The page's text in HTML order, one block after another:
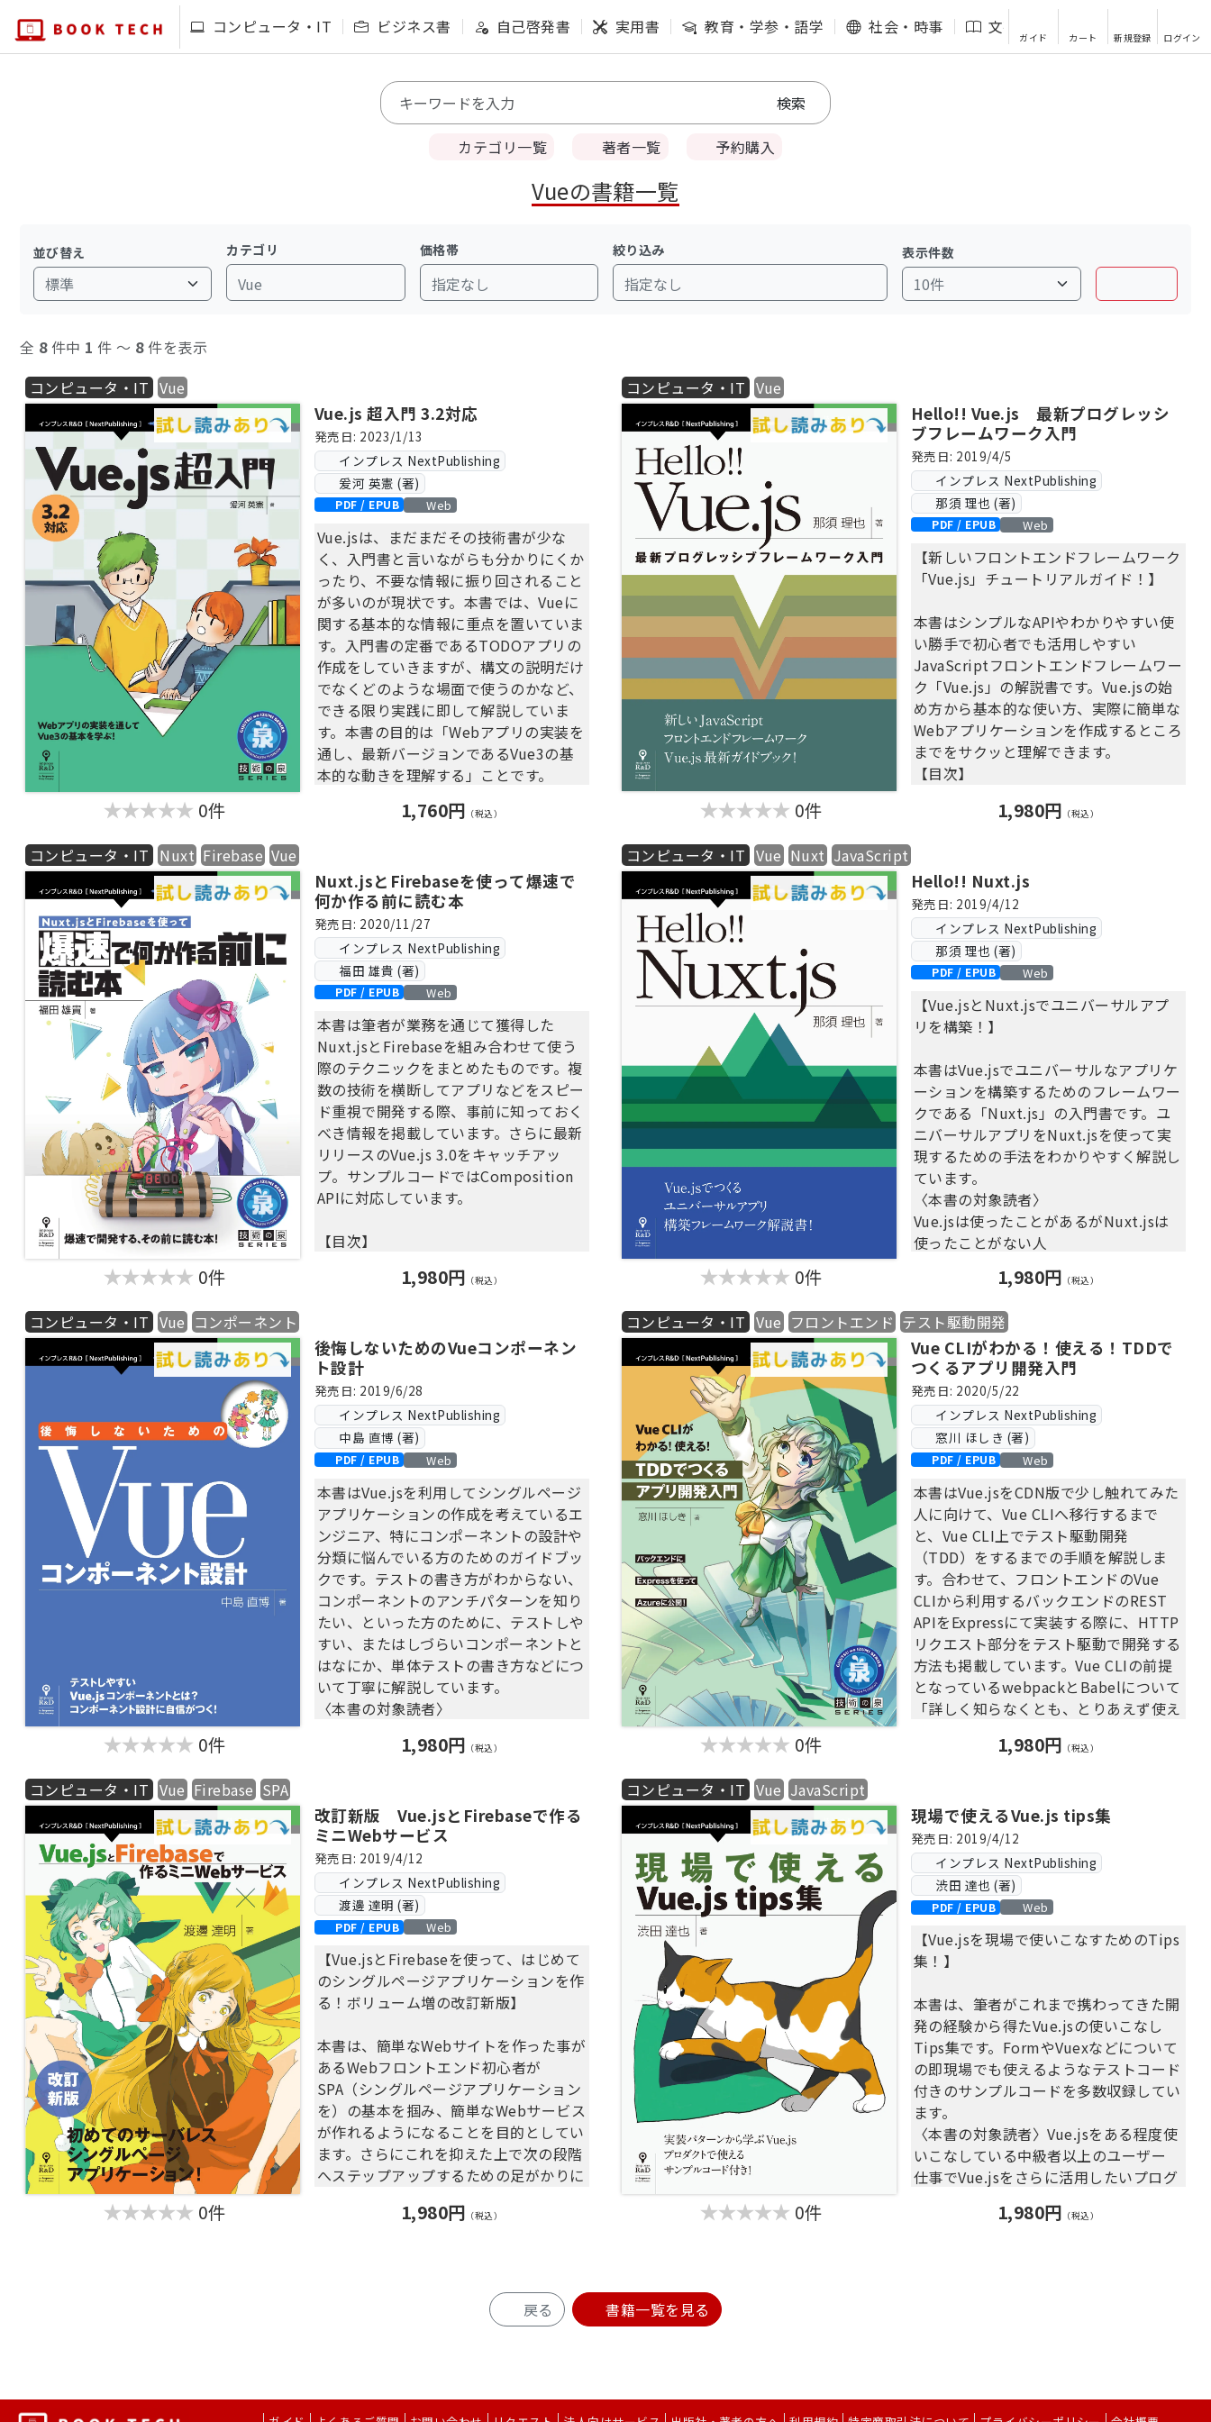
コンピュータ・IT ビジネス書 自己啓発書 実用書 教育・学参・語学 社会・時事 文芸・エッセイ
ガイド カート 新規登録 ログイン
カテゴリ一覧 著者一覧 予約購入
Vueの書籍一覧
並び替え カテゴリ
Vue
価格帯
指定なし
絞り込み
指定なし
表示件数
全 8件中 1 件 〜 8件を表示
コンピュータ・IT Vue
0件
Vue.js 超入門 3.2対応
発売日: 2023/1/13
インプレス NextPublishing
爰河 英憲 (著)
PDF / EPUB Web
Vue.jsは、まだまだその技術書が少な
く、入門書と言いながらも分かりにくか
ったり、不要な情報に振り回されること
が多いのが現状です。本書では、Vueに
関する基本的な情報に重点を置いていま
す。入門書の定番であるTODOアプリの
作成をしていきますが、構文の説明だけ
でなくどのような場面で使うのかなど、
できる限り実践に即して解説していま
す。本書の目的は「Webアプリの実装を
通し、最新バージョンであるVue3の基
本的な動きを理解する」ことです。
第3章 GitHubとVercelの設定
第4章 Vueの基本
第5章 TODOアプリ
第6章 TODOの登録
第7章 TODOの一覧表示
第8章 TODOの編集・削除
第9章 ロジックの分離
第10章 TODOのチェック
第11章 その他の重要機能
第12章 ライフサイクル
第13章 Vue Router
第14章 外部API連携
第1章 Vueの準備
第2章 VSCodeの設定
第3章 GitHubとVercelの設定
第4章 Vueの基本
第5章 TODOアプリ
第6章 TODOの登録
第7章 TODOの一覧表示
第8章 TODOの編集・削除
第10章 TODOのチェック
第11章 その他の重要機能
第12章 ライフサイクル
第13章 Vue Router
第14章 外部API連携
1,760円 （税込）
コンピュータ・IT Vue
0件
Hello!! Vue.js 最新プログレッシ
ブフレームワーク入門
発売日: 2019/4/5
インプレス NextPublishing
那須 理也 (著)
PDF / EPUB Web
【新しいフロントエンドフレームワーク
「Vue.js」チュートリアルガイド！】
本書はシンプルなAPIやわかりやすい使
い勝手で初心者でも活用しやすい
JavaScriptフロントエンドフレームワー
ク「Vue.js」の解説書です。Vue.jsの始
め方から基本的な使い方、実際に簡単な
Webアプリケーションを作成するところ
までをサクッと理解できます。
【目次】
1.1 フロントエンドフレームワークが
1.3 Progressive Framework
1.4 コミュニティ
1.5 ガイド
1.6 派生プロジェクト
1.7 何故 Vue.jsを選ぶのか
第2章 Vue.jsのはじめかた
2.1 JSFiddleを使う
2.3 npmを利用して環境を構築する
2.4 vue-cliを利用して環境を構築する
2.5 Ruby on Railsで使う
2.6 Laravelで使う
2.7 まとめ
第3章 Vue.jsの基本的な使い方
3.1 Vueインスタンスの作成
3.2 ライフサイクル
3.3 リアクティブシステム
3.4 ディレクティブ
3.5 算出プロパティ（computed）
3.6 コンポーネント
3.7 まとめ
第4章 ToDoリストを作る
4.1 フォームを作る
4.2 リストの作成
4.3 listに追加できるようにする
4.4 ToDoを完了できるようにする
4.5 まとめ
第5章 単一ファイルコンポーネント
5.1 単一ファイルコンポーネントと
は？
5.2 利点
5.3 まとめ
第6章 Vuex
6.1 Vuexとは
6.2 コア機能
6.3 module
6.4 まとめ
第7章 vue-router
7.2 動的ルートマッチ
7.4 プログラムで遷移させる
7.5 リダイレクト
7.6 コンポーネント内で動的なセグメ
ントの値を取得したいとき。
7.7 まとめ
1,980円 （税込）
コンピュータ・IT Nuxt Firebase Vue
0件
Nuxt.jsとFirebaseを使って爆速で
何か作る前に読む本
発売日: 2020/11/27
インプレス NextPublishing
福田 雄貴 (著)
PDF / EPUB Web
本書は筆者が業務を通じて獲得した
Nuxt.jsとFirebaseを組み合わせて使う
際のテクニックをまとめたものです。複
数の技術を横断してアプリなどをスピー
ド重視で開発する際、事前に知っておく
べき情報を掲載しています。さらに最新
リリースのVue.js 3.0をキャッチアッ
プ。サンプルコードではComposition
APIに対応しています。
【目次】
第4章 ユーザー認証機能
1,980円 （税込）
コンピュータ・IT Vue Nuxt JavaScript
0件
Hello!! Nuxt.js
発売日: 2019/4/12
インプレス NextPublishing
那須 理也 (著)
PDF / EPUB Web
【Vue.jsとNuxt.jsでユニバーサルアプ
リを構築！】
本書はVue.jsでユニバーサルなアプリケ
ーションを構築するためのフレームワー
クである「Nuxt.js」の入門書です。ユ
ニバーサルアプリをNuxt.jsを使って実
現するための手法をわかりやすく解説し
ています。
〈本書の対象読者〉
Vue.jsは使ったことがあるがNuxt.jsは
使ったことがない人
【目次】
第1章 Nuxt.jsとは
1.1 ユニバーサルアプリ
1.2 サーバーサイドレンダリング
1.3 静的ファイルジェネレータ
第2章 Nuxt.jsのはじめ方
2.1 npmを使う
第3章 Nuxt.jsの設定について
3.1 build
3.2 css
3.3 dev
3.4 env
3.5 generate
3.6 head
3.8 modules
3.9 plugins
3.10 rootDir 他
第4章 ディレクトリ構成と役割
4.2 components
4.4 plugins
4.5 middleware 他
第5章 ページコンポーネント
5.1 コンテキスト
5.2 .vueファイルに追加されたオプシ
ョン
第6章 レイアウト
6.1 デフォルトレイアウト
6.3 カスタムレイアウト
第7章 プラグイン
7.1 プラグインとは
7.2 OSSのVueプラグインを使用する
場合
7.3 アプリケーションのルートや
contextに挿入する
7.4 クライアントサイドでのみプラグ
インを利用したい場合
7.5 サーバサイドでのみプラグインを
利用したい場合
10.2 モジュールの作成方法
1,980円 （税込）
コンピュータ・IT Vue コンポーネント
0件
後悔しないためのVueコンポーネン
ト設計
発売日: 2019/6/28
インプレス NextPublishing
中島 直博 (著)
PDF / EPUB Web
本書はVue.jsを利用してシングルページ
アプリケーションの作成を考えているエ
ンジニア、特にコンポーネントの設計や
分類に悩んでいる方のためのガイドブッ
クです。テストの書き方がわからない、
コンポーネントのアンチパターンを知り
たい、といった方のために、テストしや
すい、またはしづらいコンポーネントと
はなにか、単体テストの書き方などにつ
いて丁寧に解説しています。
〈本書の対象読者〉
・Vue.jsのコンポーネントのアンチパタ
ーンを知りたい
・Vue.jsのコンポーネントのテストの書
き方がわからない
【目次】
1.1 なぜ「私」はテストを書くように
なったのか
第2章 テストしやすいコンポーネント
2.1 テストしやすい/しづらいコンポー
ネント
2.2 機能を少なくシンプルに保つ
2.3 依存は少なく
2.4 なるべく状態を持たせない
2.5 propsの型指定で避けたほうがい
い型
2.6 親子コンポーネント間のやりとり
2.7 Storeのgettersに注意
第3章 コンポーネントを分類する
3.1 コンポーネントの種類を知る
4.1 UIのサンプル
1,980円 （税込）
コンピュータ・IT Vue フロントエンド テスト駆動開発
0件
Vue CLIがわかる！使える！TDDで
つくるアプリ開発入門
発売日: 2020/5/22
インプレス NextPublishing
窓川 ほしき (著)
PDF / EPUB Web
本書はVue.jsをCDN版で少し触れてみた
人に向けて、Vue CLIへ移行するまで
と、Vue CLI上でテスト駆動開発
（TDD）をするまでの手順を解説しま
す。合わせて、フロントエンドのVue
CLIから利用するバックエンドのREST
APIをExpressにて実装する際に、HTTP
リクエスト部分をテスト駆動で開発する
方法も掲載しています。Vue CLIの前提
となっているwebpackとBabelについて
「詳しく知らなくとも、とりあえず使え
ントエンドVue.jsとバックエンド
ルに用いています。
【目次】
第1章 Vue.jsのCDN版からVue CLI版へ
移行
第2章 Vue CLIでテスト駆動開発する
第3章 ExpressによるWebAPIサーバー
をテスト駆動開発する（TDD）
エンドExpressを接続してAzureに
Deployする
付録A 詳しくて細かいこと
付録B ExpressフレームワークのAzure
向け導入方法
付録C Azureポータルでの「Webアプ
リ」インスタンスの作成方法
付録D Azureポータルで「Webアプ
リ」へのソースファイルの紐づけ方法
1,980円 （税込）
コンピュータ・IT Vue Firebase SPA
0件
改訂新版 Vue.jsとFirebaseで作る
ミニWebサービス
発売日: 2019/4/12
インプレス NextPublishing
渡邊 達明 (著)
PDF / EPUB Web
【Vue.jsとFirebaseを使って、はじめて
のシングルページアプリケーションを作
る！ボリューム増の改訂新版】
本書は、簡単なWebサイトを作った事が
あるWebフロントエンド初心者が
SPA（シングルページアプリケーション
を）の基本を掴み、簡単なWebサービス
が作れるようになることを目的としてい
ます。さらにこれを抑えた上で次の段階
へステップアップするための足がかりに
〈本書の対象読者〉
使って自力で行い、ごちゃついてしまい
・シングルページアプリーケーション、
1,980円 （税込）
コンピュータ・IT Vue JavaScript
0件
現場で使えるVue.js tips集
発売日: 2019/4/12
インプレス NextPublishing
渋田 達也 (著)
PDF / EPUB Web
【Vue.jsを現場で使いこなすためのTips
集！】
本書は、筆者がこれまで携わってきた開
発の経験から得たVue.jsの使いこなし
Tips集です。FormやVuexなどについて
の即現場でも使えるようなテストコード
付きのサンプルコードを多数収録してい
ます。
〈本書の対象読者〉Vue.jsをある程度使
いこなしている中級者以上のユーザー
仕事でVue.jsをさらに活用したいプログ
くさい
1,980円 （税込）
戻る 書籍一覧を見る